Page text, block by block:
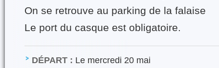
On se retrouve au parking de la falaise
Le port du casque est obligatoire.
DÉPART : Le mercredi 20 mai